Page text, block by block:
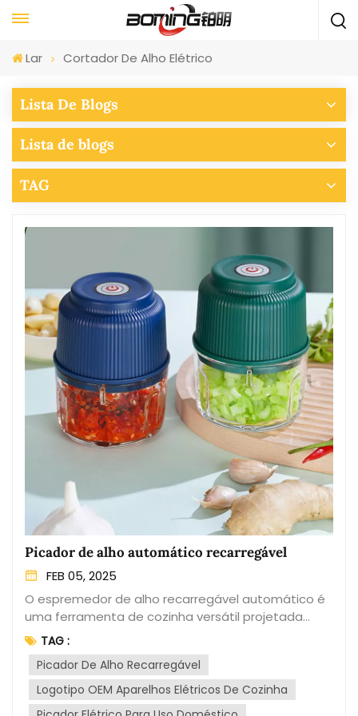
Lar Cortador De Alho Elétrico
Lista De Blogs
Lista de blogs
TAG
Picador de alho automático recarregável
FEB 05, 2025
O espremedor de alho recarregável automático é
uma ferramenta de cozinha versátil projetada
para simplificar o processo de picar alho. Este
dispositivo possui uma bateria recarregável,
eliminando a necessidade de esforço manual e
reduzindo o tempo e a energia necessários para a
preparação do alho.Equipado com lâminas afiadas
TAG :
Picador De Alho Recarregável
Logotipo OEM Aparelhos Elétricos De Cozinha